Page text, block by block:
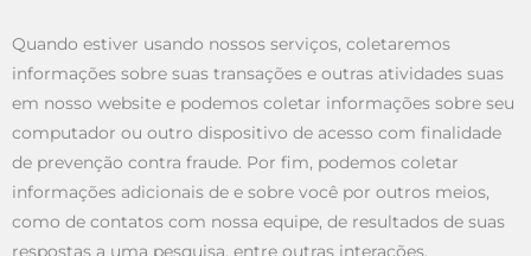
Quando estiver usando nossos serviços, coletaremos
informações sobre suas transações e outras atividades suas
em nosso website e podemos coletar informações sobre seu
computador ou outro dispositivo de acesso com finalidade
de prevenção contra fraude. Por fim, podemos coletar
informações adicionais de e sobre você por outros meios,
como de contatos com nossa equipe, de resultados de suas
respostas a uma pesquisa, entre outras interações.